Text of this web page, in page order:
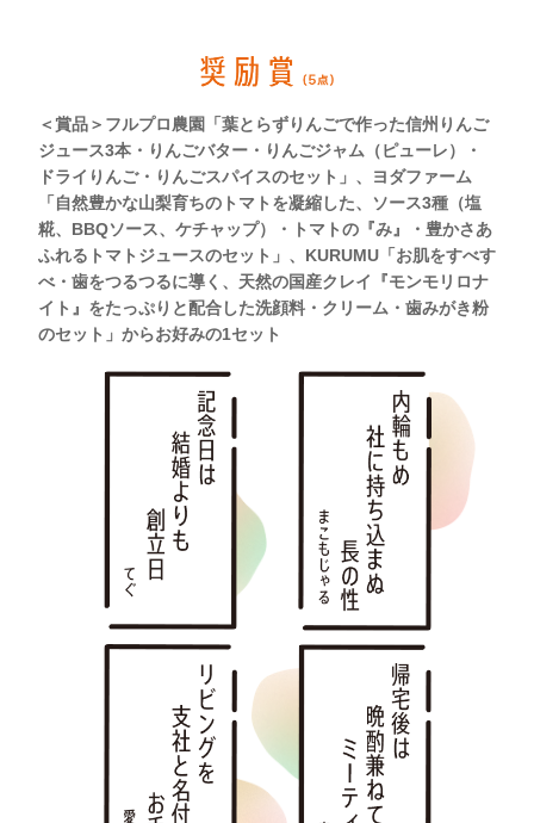
＜賞品＞フルプロ農園「葉とらずりんごで作った信州りんご
ジュース3本・りんごバター・りんごジャム（ピューレ）・
ドライりんご・りんごスパイスのセット」、ヨダファーム
「自然豊かな山梨育ちのトマトを凝縮した、ソース3種（塩
糀、BBQソース、ケチャップ）・トマトの『み』・豊かさあ
ふれるトマトジュースのセット」、KURUMU「お肌をすべす
べ・歯をつるつるに導く、天然の国産クレイ『モンモリロナ
イト』をたっぷりと配合した洗顔料・クリーム・歯みがき粉
のセット」からお好みの1セット